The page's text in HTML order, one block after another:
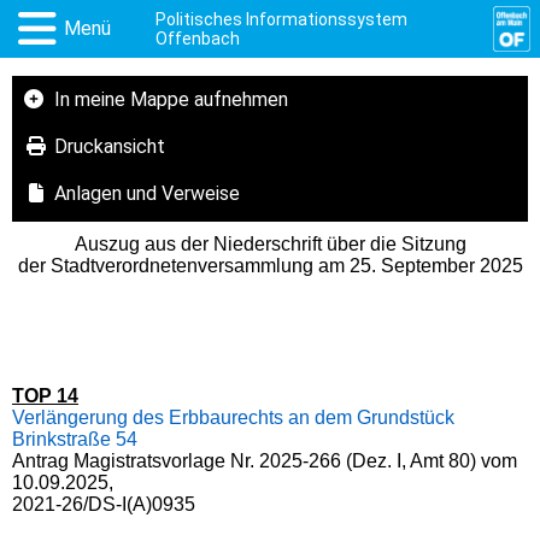
Menü
Politisches Informationssystem
Offenbach
In meine Mappe aufnehmen
Druckansicht
Anlagen und Verweise
Auszug aus der Niederschrift über die Sitzung
der Stadtverordnetenversammlung am 25. September 2025
TOP 14
Verlängerung des Erbbaurechts an dem Grundstück
Brinkstraße 54
Antrag Magistratsvorlage Nr. 2025-266 (Dez. I, Amt 80) vom
10.09.2025,
2021-26/DS-I(A)0935